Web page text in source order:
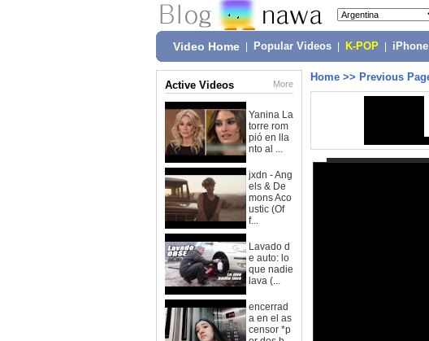
Video Home Popular Videos K-POP iPhone
Active Videos More
Yanina La
torre rom
pió en lla
nto al ...
jxdn - Ang
els & De
mons Aco
ustic (Of
f...
Lavado d
e auto: lo
que nadie
lava (...
encerrad
a en el as
censor *p
Home >> Previous